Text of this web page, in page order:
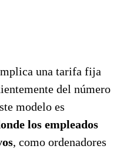
una tarifa fija
del número
modelo es
los empleados
, como ordenadores